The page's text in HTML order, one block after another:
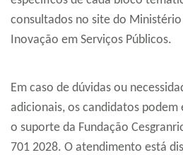
consultados no site do Ministério
Inovação em Serviços Públicos.
Em caso de dúvidas ou
adicionais, os candidatos
o suporte da Fundação
701 2028. O atendimento está